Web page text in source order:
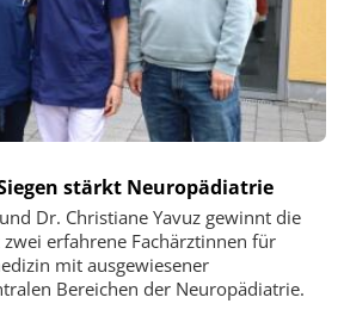
stärkt Neuropädiatrie
Dr. Christiane Yavuz gewinnt die
erfahrene Fachärztinnen für
mit ausgewiesener
Bereichen der Neuropädiatrie.